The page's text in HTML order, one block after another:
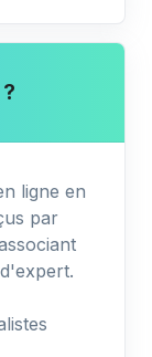
ligne en
par